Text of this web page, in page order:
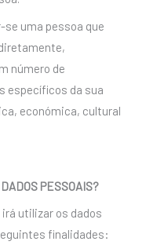
se uma pessoa que
número de
específicos da sua
económica, cultural
PESSOAIS?
irá utilizar os dados
finalidades: